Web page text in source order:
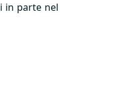
in parte nel